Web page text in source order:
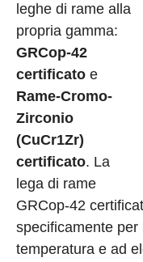
leghe di rame alla
propria gamma:
GRCop-42
certificato e
Rame-Cromo-
Zirconio
(CuCr1Zr)
certificato. La
lega di rame
GRCop-42
specificamente
temperatura e ad